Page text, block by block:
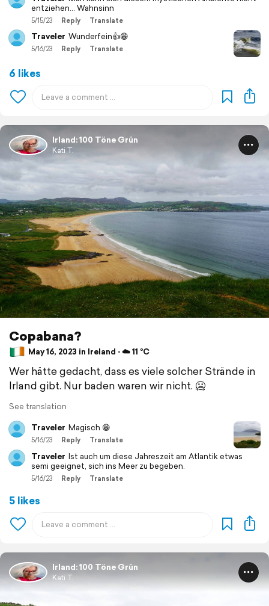
entziehen... Wahnsinn
5/15/23 Reply Translate
Traveler Wunderfein👍😁
5/16/23 Reply Translate
6 likes
Irland: 100 Töne Grün
Kati T.
Copabana?
May 16, 2023 in Ireland ⋅ ☁️ 11 °C
Wer hätte gedacht, dass es viele solcher Strände in
Irland gibt. Nur baden waren wir nicht. 🥶
See translation
Traveler Magisch 😁
5/16/23 Reply Translate
Traveler Ist auch um diese Jahreszeit am Atlantik etwas
semi geeignet, sich ins Meer zu begeben.
5/16/23 Reply Translate
5 likes
Irland: 100 Töne Grün
Kati T.